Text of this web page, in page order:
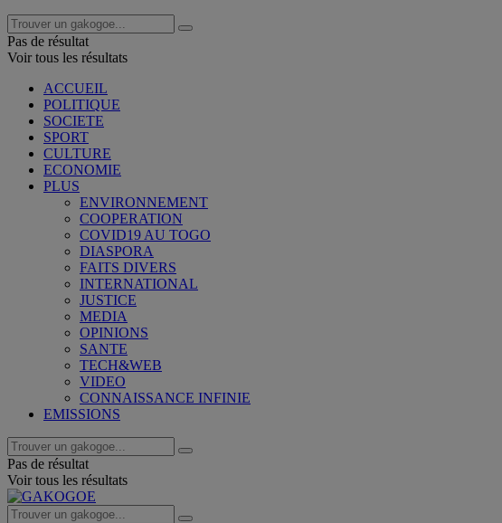
Pas de résultat
Voir tous les résultats
ACCUEIL
POLITIQUE
SOCIETE
SPORT
CULTURE
ECONOMIE
PLUS
ENVIRONNEMENT
COOPERATION
COVID19 AU TOGO
DIASPORA
FAITS DIVERS
INTERNATIONAL
JUSTICE
MEDIA
OPINIONS
SANTE
TECH&WEB
VIDEO
CONNAISSANCE INFINIE
EMISSIONS
Pas de résultat
Voir tous les résultats